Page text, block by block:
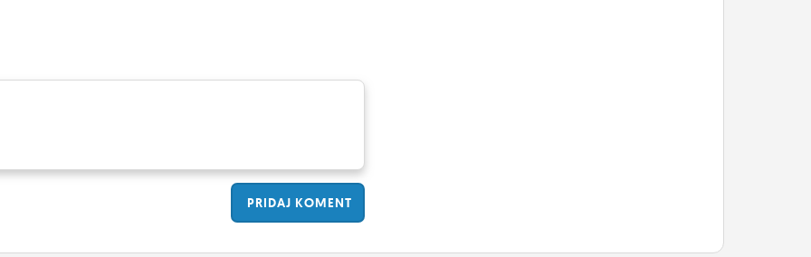
PRIDAJ KOMENT